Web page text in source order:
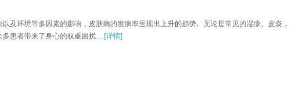
环境等多因素的影响，皮肤病的发病率呈现出上升的趋势。无论是常见的湿疹、皮炎，
患者带来了身心的双重困扰... [详情]